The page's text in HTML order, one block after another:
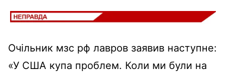
Очільник мзс рф лавров заявив наступне:
«У США купа проблем. Коли ми були на